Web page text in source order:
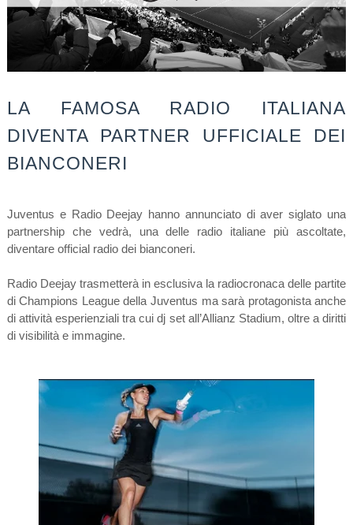
LA FAMOSA RADIO ITALIANA
DIVENTA PARTNER UFFICIALE DEI
BIANCONERI
Juventus e Radio Deejay hanno annunciato di aver siglato una
partnership che vedrà, una delle radio italiane più ascoltate,
diventare official radio dei bianconeri.
Radio Deejay trasmetterà in esclusiva la radiocronaca delle partite
di Champions League della Juventus ma sarà protagonista anche
di attività esperienziali tra cui dj set all’Allianz Stadium, oltre a diritti
di visibilità e immagine.